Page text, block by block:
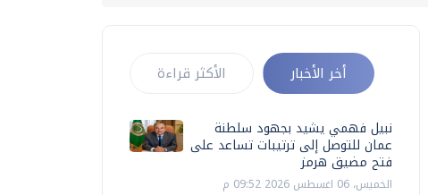
أخر الأخبار الأكثر قراءة
نبيل فهمي يشيد بجهود سلطنة
عمان للتوصل إلى ترتيبات تساعد على
فتح مضيق هرمز
الخميس، 06 اغسطس 2026 09:52 م